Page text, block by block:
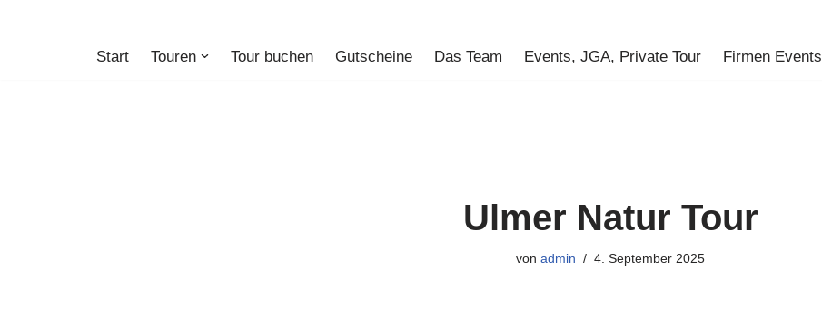
Start Touren Tour buchen Gutscheine Das Team Events, JGA, Private Tour Firmen Events
Ulmer Natur Tour
von admin 4. September 2025